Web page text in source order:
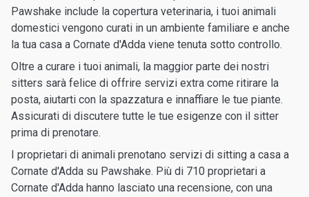
Pawshake include la copertura veterinaria, i tuoi animali
domestici vengono curati in un ambiente familiare e anche
la tua casa a Cornate d'Adda viene tenuta sotto controllo.
Oltre a curare i tuoi animali, la maggior parte dei nostri
sitters sarà felice di offrire servizi extra come ritirare la
posta, aiutarti con la spazzatura e innaffiare le tue piante.
Assicurati di discutere tutte le tue esigenze con il sitter
prima di prenotare.
I proprietari di animali prenotano servizi di sitting a casa a
Cornate d'Adda su Pawshake. Più di 710 proprietari a
Cornate d'Adda hanno lasciato una recensione, con una